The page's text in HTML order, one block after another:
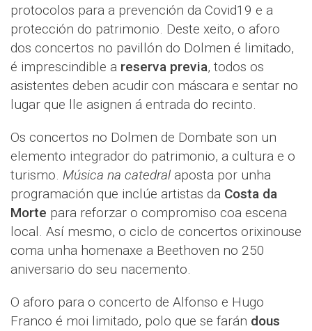
protocolos para a prevención da Covid19 e a
protección do patrimonio. Deste xeito, o aforo
dos concertos no pavillón do Dolmen é limitado,
é imprescindible a reserva previa, todos os
asistentes deben acudir con máscara e sentar no
lugar que lle asignen á entrada do recinto.
Os concertos no Dolmen de Dombate son un
elemento integrador do patrimonio, a cultura e o
turismo. Música na catedral aposta por unha
programación que inclúe artistas da Costa da
Morte para reforzar o compromiso coa escena
local. Así mesmo, o ciclo de concertos orixinouse
coma unha homenaxe a Beethoven no 250
aniversario do seu nacemento.
O aforo para o concerto de Alfonso e Hugo
Franco é moi limitado, polo que se farán dous